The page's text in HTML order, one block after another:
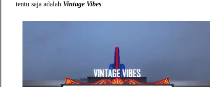
tentu saja adalah Vintage Vibes.